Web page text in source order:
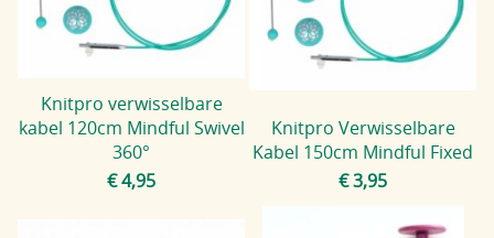
Knitpro verwisselbare
kabel 120cm Mindful Swivel
360°
€ 4,95
Knitpro Verwisselbare
Kabel 150cm Mindful Fixed
€ 3,95